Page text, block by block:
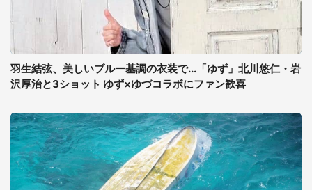
羽生結弦、美しいブルー基調の衣装で...「ゆず」北川悠仁・岩
沢厚治と3ショット ゆず×ゆづコラボにファン歓喜